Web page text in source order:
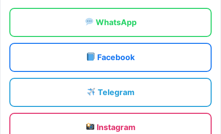
WhatsApp
Facebook
Telegram
Instagram